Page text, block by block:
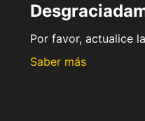
Por favor, actualice
Saber más